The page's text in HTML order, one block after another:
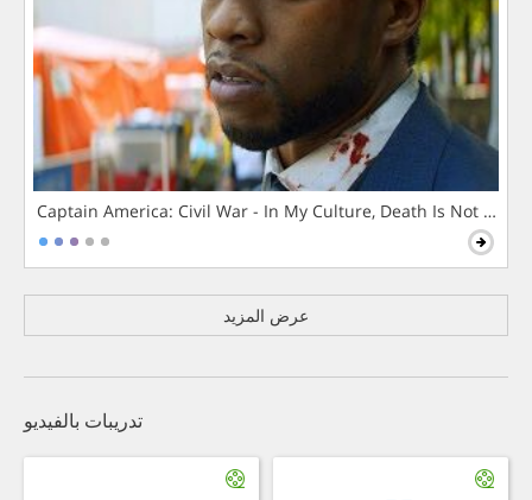
Captain America: Civil War - In My Culture, Death Is Not The
عرض المزيد
تدريبات بالفيديو